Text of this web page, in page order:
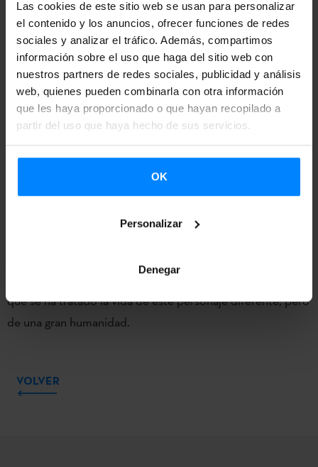
Las cookies de este sitio web se usan para personalizar
el contenido y los anuncios, ofrecer funciones de redes
sociales y analizar el tráfico. Además, compartimos
información sobre el uso que haga del sitio web con
nuestros partners de redes sociales, publicidad y análisis
web, quienes pueden combinarla con otra información
que les haya proporcionado o que hayan recopilado a
partir del uso que haya hecho de sus servicios.
OK
Personalizar
Denegar
Vasco Etxepare
Estaópera infantil para títeres, coro de niños, solistas y
pequeña formación instrumentalestá basada en el canto
coral y la narrativa oral vasca, con aportaciones plásticas y
escénicas contemporáneas, incorporando el arte de la
marioneta que históricamente ha marida­do tan bien con la
narrativo la vida y andanzas del mítico personaje
guipuzcoano Migel Joakin Eleizegi Arteaga (1818 – 1861),
conocido como el Gigante de Altzo.
sentimientos que surgen de la poesía y la música con la
que se ha tratado la vida de este personaje diferente, pero
de una gran humanidad.
VOLVER